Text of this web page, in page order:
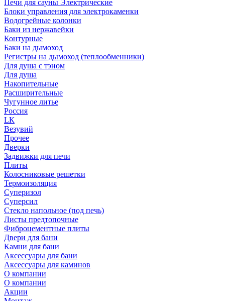
Печи для сауны Электрические
Блоки управления для электрокаменки
Водогрейные колонки
Баки из нержавейки
Контурные
Баки на дымоход
Регистры на дымоход (теплообменники)
Для душа с тэном
Для душа
Накопительные
Расширительные
Чугунное литье
Россия
LК
Везувий
Прочее
Дверки
Задвижки для печи
Плиты
Колосниковые решетки
Термоизоляция
Суперизол
Суперсил
Стекло напольное (под печь)
Листы предтопочные
Фиброцементные плиты
Двери для бани
Камни для бани
Аксессуары для бани
Аксессуары для каминов
О компании
О компании
Акции